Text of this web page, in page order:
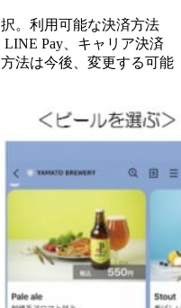
。利用可能な決済方法
Pay、キャリア決済
法は今後、変更する可能